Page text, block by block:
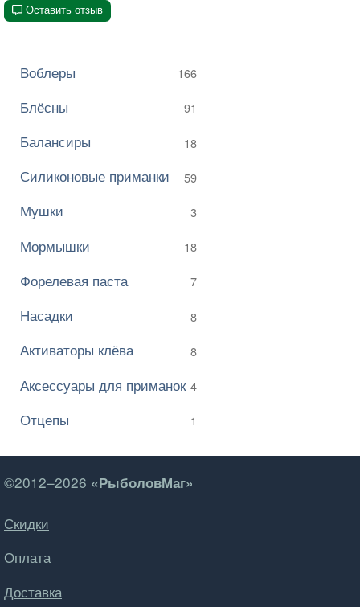
Оставить отзыв
Воблеры 166
Блёсны 91
Балансиры 18
Силиконовые приманки 59
Мушки 3
Мормышки 18
Форелевая паста 7
Насадки 8
Активаторы клёва 8
Аксессуары для приманок 4
Отцепы 1
©2012–2026 «РыболовМаг»
Скидки
Оплата
Доставка